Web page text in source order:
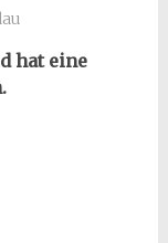
hat eine